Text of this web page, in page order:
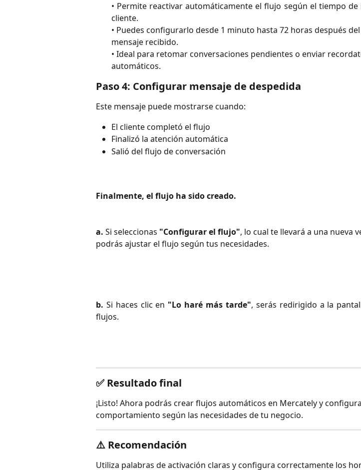
• Permite reactivar automáticamente el flujo según el tiempo de
cliente.
• Puedes configurarlo desde 1 minuto hasta 72 horas después
mensaje recibido.
• Ideal para retomar conversaciones pendientes o enviar
automáticos.
Paso 4: Configurar mensaje de despedida
Este mensaje puede mostrarse cuando:
El cliente completó el flujo
Finalizó la atención automática
Salió del flujo de conversación
Finalmente, el flujo ha sido creado.
a. Si seleccionas "Configurar el flujo", lo cual te llevará a una nueva
podrás ajustar el flujo según tus necesidades.
b. Si haces clic en "Lo haré más tarde", serás redirigido a la
flujos.
✅ Resultado final
¡Listo! Ahora podrás crear flujos automáticos en Mercately y
comportamiento según las necesidades de tu negocio.
⚠️ Recomendación
Utiliza palabras de activación claras y configura correctamente los